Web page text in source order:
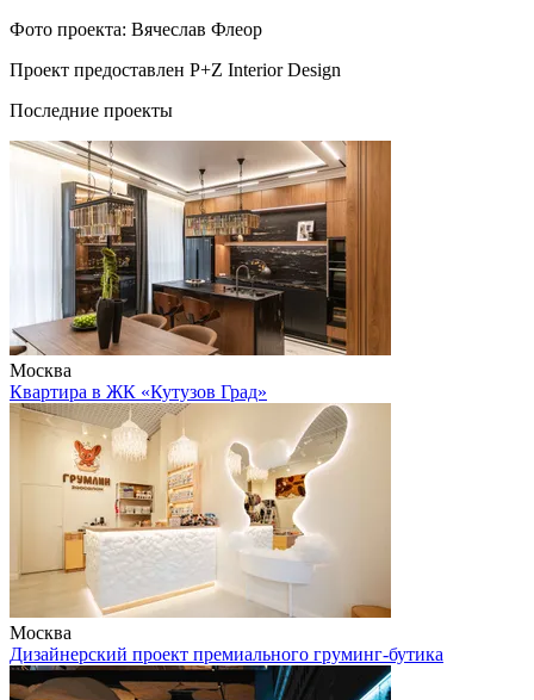
Фото проекта: Вячеслав Флеор
Проект предоставлен P+Z Interior Design
Последние проекты
Москва
Квартира в ЖК «Кутузов Град»
Москва
Дизайнерский проект премиального груминг-бутика